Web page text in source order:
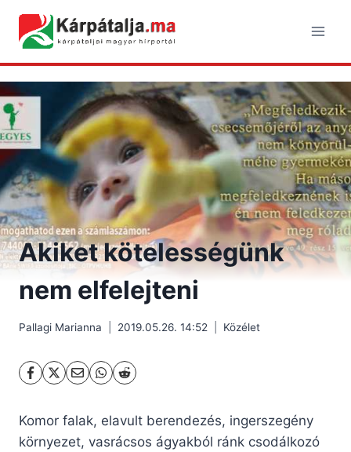
content
Akiket kötelességünk
nem elfelejteni
Pallagi Marianna 2019.05.26. 14:52 Közélet
Komor falak, elavult berendezés, ingerszegény
környezet, vasrácsos ágyakból ránk csodálkozó